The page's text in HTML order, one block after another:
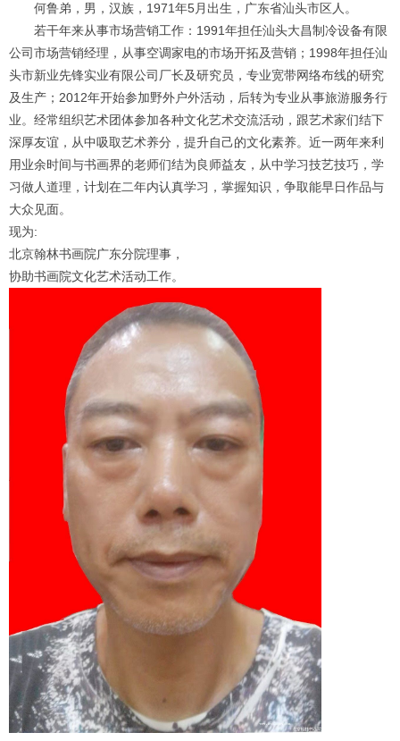
2 3 4
何鲁弟，男，汉族， 1971年5月出生，广东省汕头市区人。
若干年来从事市场营销工作： 1991年担任汕头大昌制冷设备有限
公司市场营销经理，从事空调家电的市场开拓及营销； 1998年担任汕
头市新业先锋实业有限公司厂长及研究员，专业宽带网络布线的研究
及生产； 2012年开始参加野外户外活动，后转为专业从事旅游服务行
业。经常组织艺术团体参加各种文化艺术交流活动，跟艺术家们结下
深厚友谊，从中吸取艺术养分，提升自己的文化素养。近一两年来利
用业余时间与书画界的老师们结为良师益友，从中学习技艺技巧，学
习做人道理，计划在二年内认真学习，掌握知识，争取能早日作品与
大众见面。
现为:
北京翰林书画院广东分院理事，
协助书画院文化艺术活动工作。